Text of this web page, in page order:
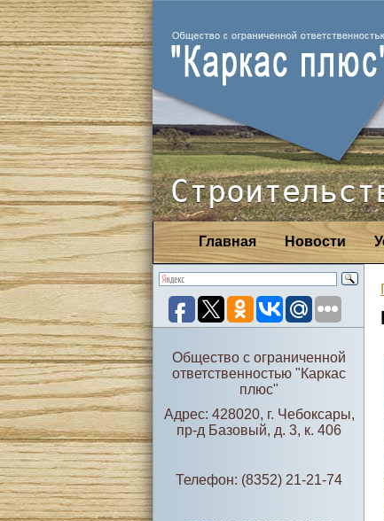
Новости
Главная
Общество с ограниченной
ответственностью "Каркас
плюс"
Адрес: 428020, г. Чебоксары,
пр-д Базовый, д. 3, к. 406
Телефон: (8352) 21-21-74